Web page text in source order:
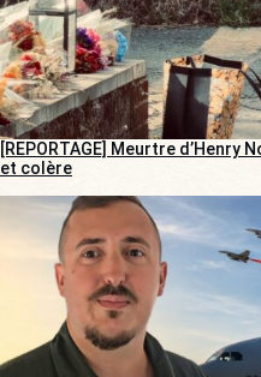
[REPORTAGE] Meurtre
et colère